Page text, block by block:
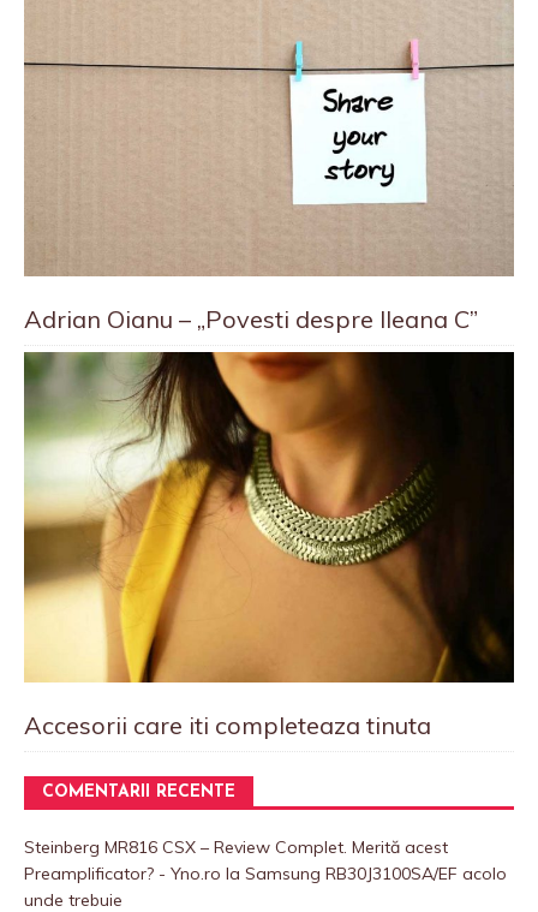
Adrian Oianu – „Povesti despre Ileana C”
Accesorii care iti completeaza tinuta
COMENTARII RECENTE
Steinberg MR816 CSX – Review Complet. Merită acest
Preamplificator? - Yno.ro la Samsung RB30J3100SA/EF acolo
unde trebuie